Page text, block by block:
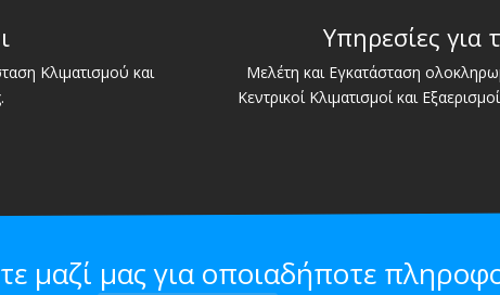
Κλιματισμού και
Υπηρεσίες για
Μελέτη και Εγκατάσταση
Κεντρικοί Κλιματισμοί και
μαζί μας για οποιαδήποτε